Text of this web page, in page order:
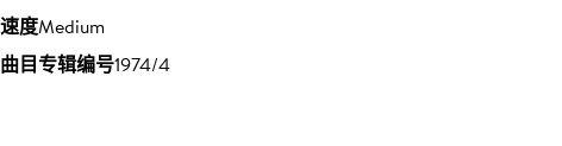
速度Medium
曲目专辑编号1974/4